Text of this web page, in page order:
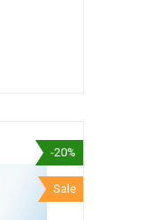
-20%
Sale